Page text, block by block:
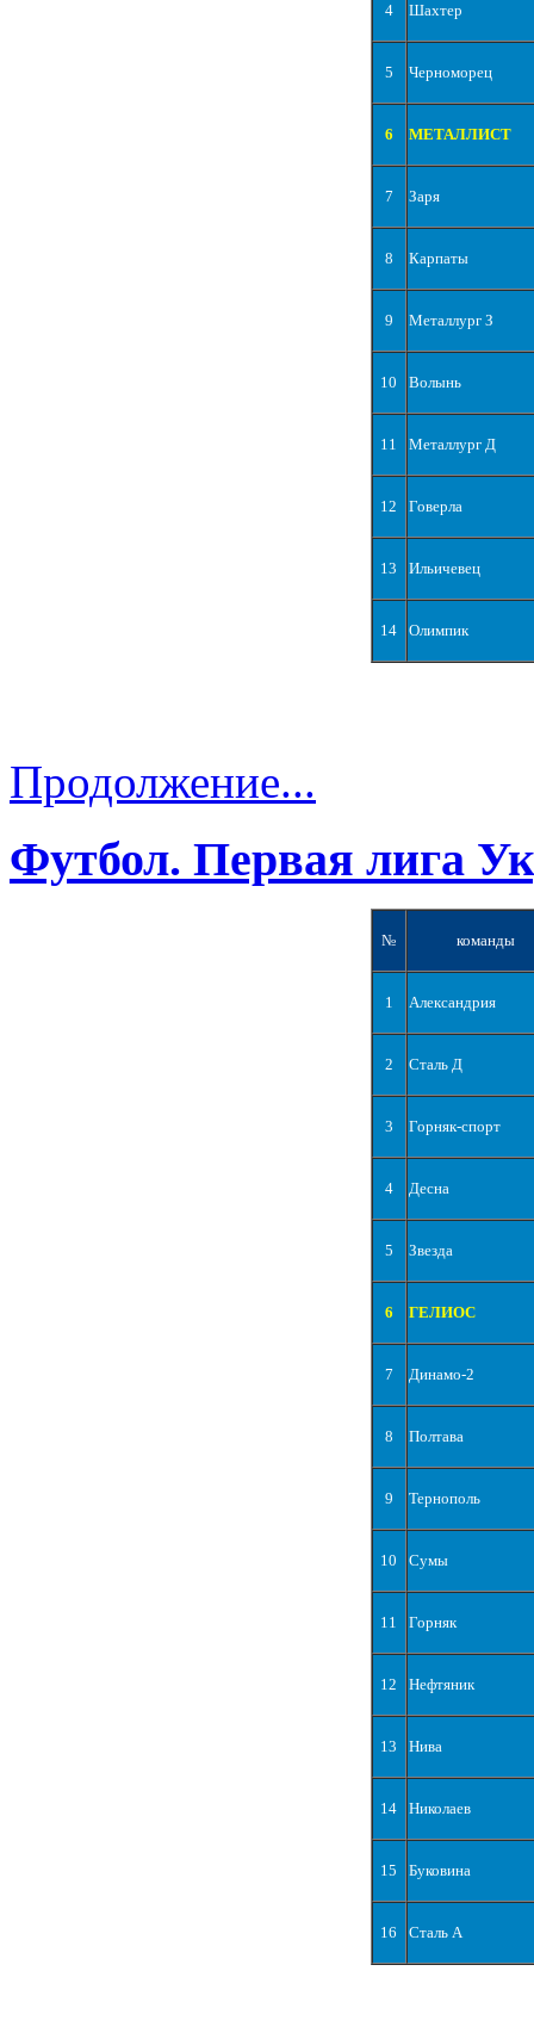
4 Шахтер
5 Черноморец
6 МЕТАЛЛИСТ
7 Заря
8 Карпаты
9 Металлург З
10 Волынь
11 Металлург Д
12 Говерла
13 Ильичевец
14 Олимпик
Продолжение...
Футбол. Первая лига
№ команды
1 Александрия
2 Сталь Д
3 Горняк-спорт
4 Десна
5 Звезда
6 ГЕЛИОС
7 Динамо-2
8 Полтава
9 Тернополь
10 Сумы
11 Горняк
12 Нефтяник
13 Нива
14 Николаев
15 Буковина
16 Сталь А